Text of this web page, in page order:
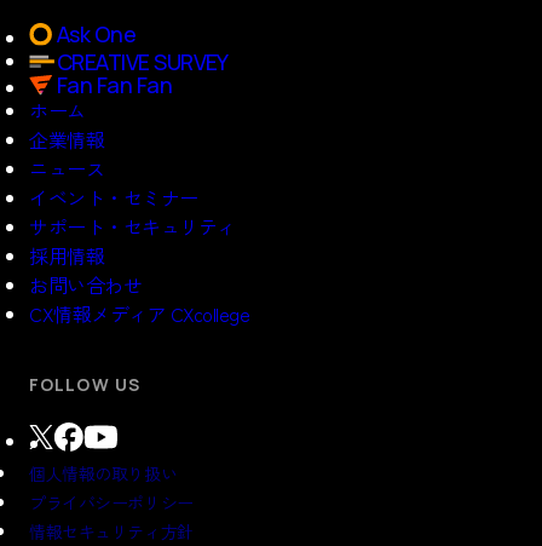
Ask One
CREATIVE SURVEY
Fan Fan Fan
ホーム
企業情報
ニュース
イベント・セミナー
サポート・セキュリティ
採用情報
お問い合わせ
CX情報メディア CXcollege
FOLLOW US
個人情報の取り扱い
プライバシーポリシー
情報セキュリティ方針